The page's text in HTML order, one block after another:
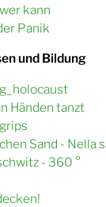
kann
Panik
und Bildung
Händen tanzt
Sand - Nella
- 360 °